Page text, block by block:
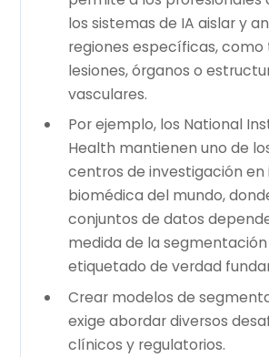
los sistemas de IA aislar y
regiones específicas, como
lesiones, órganos o
vasculares.
Por ejemplo, los National
Health mantienen uno de
centros de investigación en
biomédica del mundo,
conjuntos de datos
medida de la
etiquetado de verdad
Crear modelos de
exige abordar diversos
clínicos y regulatorios.